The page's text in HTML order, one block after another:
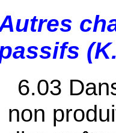
6.03
non